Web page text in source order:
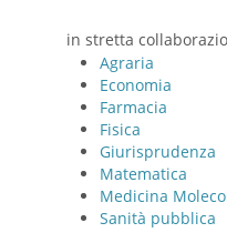
in stretta
Agraria
Economia
Farmacia
Fisica
Giurisprudenza
Matematica
Medicina
Sanità pubblica